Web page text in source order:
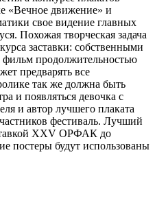
«Вечное движение» и
свое видение главных
Похожая творческая задача
заставки: собственными
продолжительностью
предварять все
так же должна быть
и появляться девочка с
и автор лучшего плаката
фестиваль. Лучший
XXV ОРФАК до
постеры будут использованы